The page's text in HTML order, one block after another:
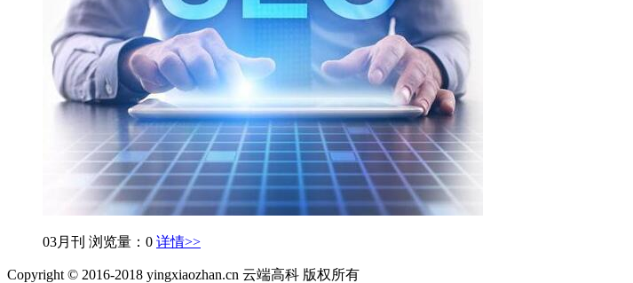
03月刊 浏览量：0 详情>>
Copyright © 2016-2018 yingxiaozhan.cn 云端高科 版权所有